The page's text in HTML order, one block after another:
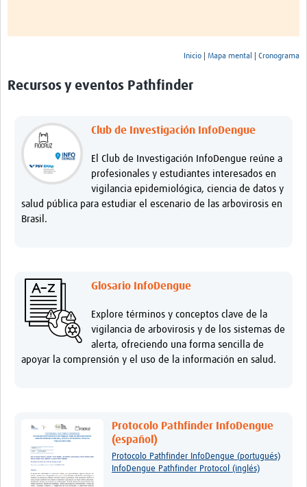
Inicio Mapa mental Cronograma
Recursos y eventos Pathfinder
Club de Investigación InfoDengue
El Club de Investigación InfoDengue reúne a
profesionales y estudiantes interesados en
vigilancia epidemiológica, ciencia de datos y
salud pública para estudiar el escenario de las arbovirosis en
Brasil.
Glosario InfoDengue
Explore términos y conceptos clave de la
vigilancia de arbovirosis y de los sistemas de
alerta, ofreciendo una forma sencilla de
apoyar la comprensión y el uso de la información en salud.
Protocolo Pathfinder InfoDengue
(español)
Protocolo Pathfinder InfoDengue (portugués)
InfoDengue Pathfinder Protocol (inglés)